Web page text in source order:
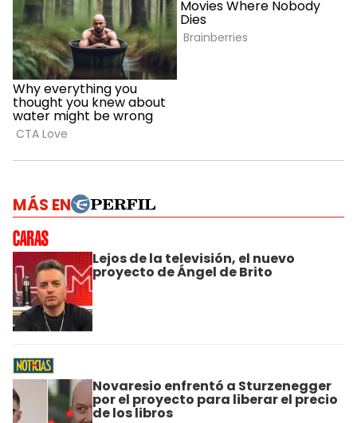
MÁS EN
Lejos de la televisión, el nuevo
proyecto de Ángel de Brito
Novaresio enfrentó a Sturzenegger
por el proyecto para liberar el precio
de los libros